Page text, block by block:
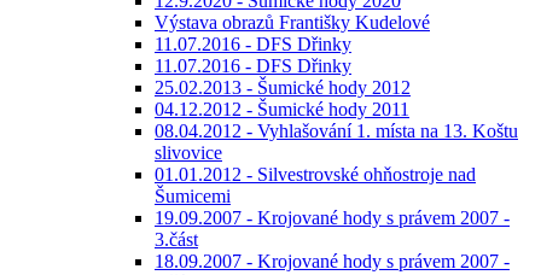
Výstava obrazů Františky Kudelové
11.07.2016 - DFS Dřinky
11.07.2016 - DFS Dřinky
25.02.2013 - Šumické hody 2012
04.12.2012 - Šumické hody 2011
08.04.2012 - Vyhlašování 1. místa na 13. Koštu
slivovice
01.01.2012 - Silvestrovské ohňostroje nad
Šumicemi
19.09.2007 - Krojované hody s právem 2007 -
3.část
18.09.2007 - Krojované hody s právem 2007 -